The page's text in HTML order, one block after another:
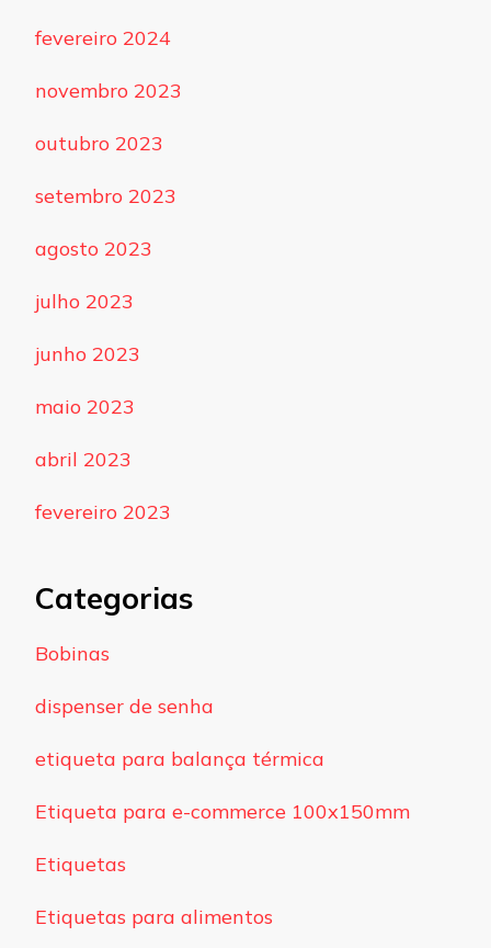
fevereiro 2024
novembro 2023
outubro 2023
setembro 2023
agosto 2023
julho 2023
junho 2023
maio 2023
abril 2023
fevereiro 2023
Categorias
Bobinas
dispenser de senha
etiqueta para balança térmica
Etiqueta para e-commerce 100x150mm
Etiquetas
Etiquetas para alimentos